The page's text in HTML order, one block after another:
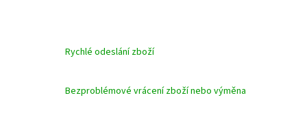
Rychlé odeslání zboží
Bezproblémové vrácení zboží nebo výměna